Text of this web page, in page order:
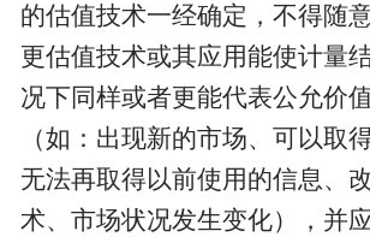
的估值技术一经确定，不得随
更估值技术或其应用能使计量
况下同样或者更能代表公允价
（如：出现新的市场、可以取
无法再取得以前使用的信息、
术、市场状况发生变化），并